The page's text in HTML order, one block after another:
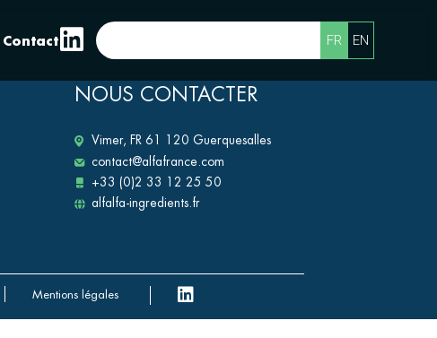
Contact EN
FR
NOUS CONTACTER
Vimer, FR 61 120 Guerquesalles
contact@alfafrance.com
+33 (0)2 33 12 25 50
alfalfa-ingredients.fr
Mentions légales